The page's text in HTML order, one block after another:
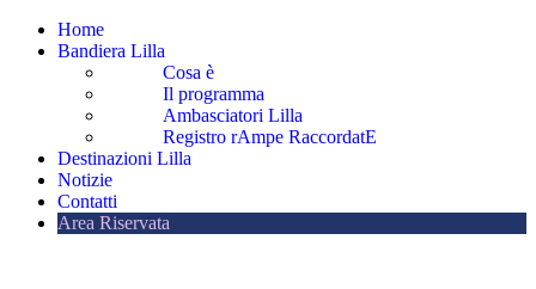
Home
Bandiera Lilla
Cosa è
Il programma
Ambasciatori Lilla
Registro rAmpe RaccordatE
Destinazioni Lilla
Notizie
Contatti
Area Riservata